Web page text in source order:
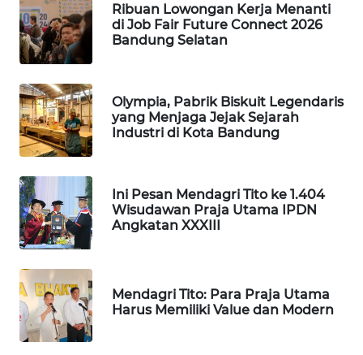
Ribuan Lowongan Kerja Menanti
di Job Fair Future Connect 2026
Bandung Selatan
Olympia, Pabrik Biskuit Legendaris
yang Menjaga Jejak Sejarah
Industri di Kota Bandung
Ini Pesan Mendagri Tito ke 1.404
Wisudawan Praja Utama IPDN
Angkatan XXXIII
Mendagri Tito: Para Praja Utama
Harus Memiliki Value dan Modern
SITUNGIR
NEWS
NEWS
SIBARAGAS
NEWS
METRO
SIANTAR
NEWS
METRO
MEDAN
NEWS
METRO